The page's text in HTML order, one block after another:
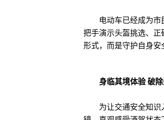
电动车已经成为市民
把手演示头盔挑选、正
形式，而是守护自身安
身临其境体验 破
为让交通安全知识入